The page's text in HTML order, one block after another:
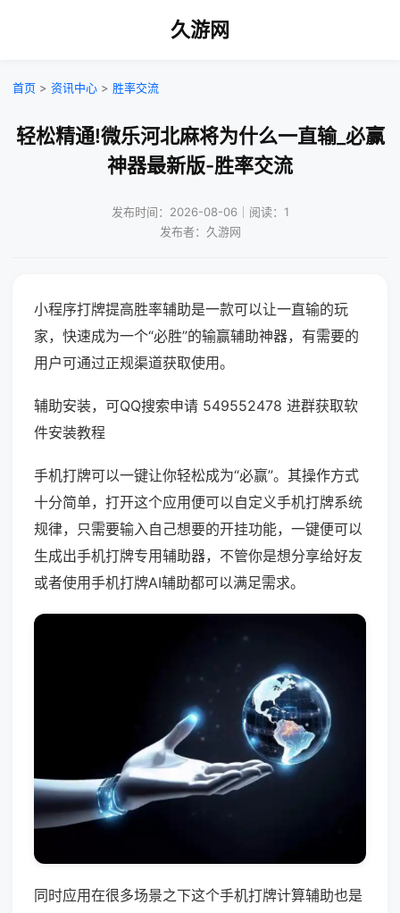
久游网
首页 > 资讯中心 > 胜率交流
轻松精通!微乐河北麻将为什么一直输_必赢
神器最新版-胜率交流
发布时间：2026-08-06｜阅读：1
发布者：久游网
小程序打牌提高胜率辅助是一款可以让一直输的玩
家，快速成为一个“必胜”的输赢辅助神器，有需要的
用户可通过正规渠道获取使用。
辅助安装，可QQ搜索申请 549552478 进群获取软
件安装教程
手机打牌可以一键让你轻松成为“必赢”。其操作方式
十分简单，打开这个应用便可以自定义手机打牌系统
规律，只需要输入自己想要的开挂功能，一键便可以
生成出手机打牌专用辅助器，不管你是想分享给好友
或者使用手机打牌AI辅助都可以满足需求。
同时应用在很多场景之下这个手机打牌计算辅助也是